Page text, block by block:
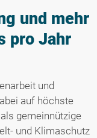
und mehr
pro Jahr
und
auf höchste
gemeinnützige
und Klimaschutz